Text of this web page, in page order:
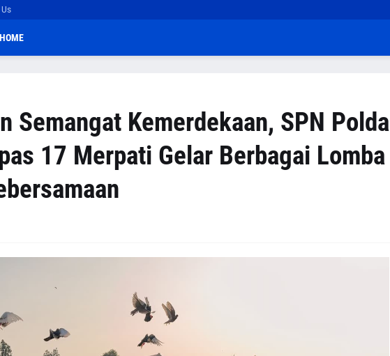
HOME
Semangat Kemerdekaan, SPN Polda
17 Merpati Gelar Berbagai Lomba